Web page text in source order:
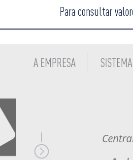
Para consultar
A EMPRESA